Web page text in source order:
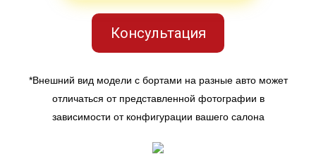
Консультация
*Внешний вид модели с бортами на разные авто может
отличаться от представленной фотографии в
зависимости от конфигурации вашего салона